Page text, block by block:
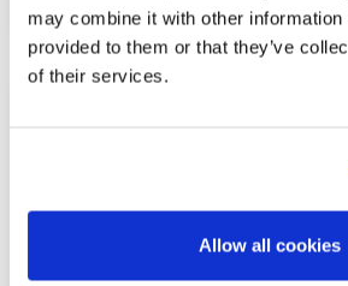
may combine it with other information
provided to them or that they’ve
of their services.
Allow all cookies